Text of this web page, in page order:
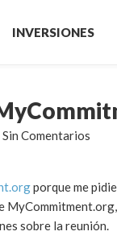
INVERSIONES
Sin Comentarios
porque me
sobre la reunión.